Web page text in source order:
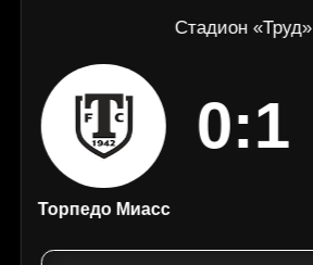
Стадион «Труд»
Торпедо Миасс
0:1